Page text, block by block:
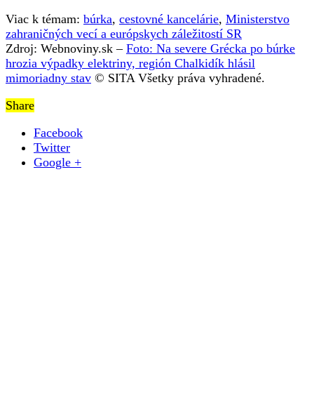
Viac k témam: búrka, cestovné kancelárie, Ministerstvo
zahraničných vecí a európskych záležitostí SR
Zdroj: Webnoviny.sk – Foto: Na severe Grécka po búrke
hrozia výpadky elektriny, región Chalkidík hlásil
mimoriadny stav © SITA Všetky práva vyhradené.
Share
Facebook
Twitter
Google +